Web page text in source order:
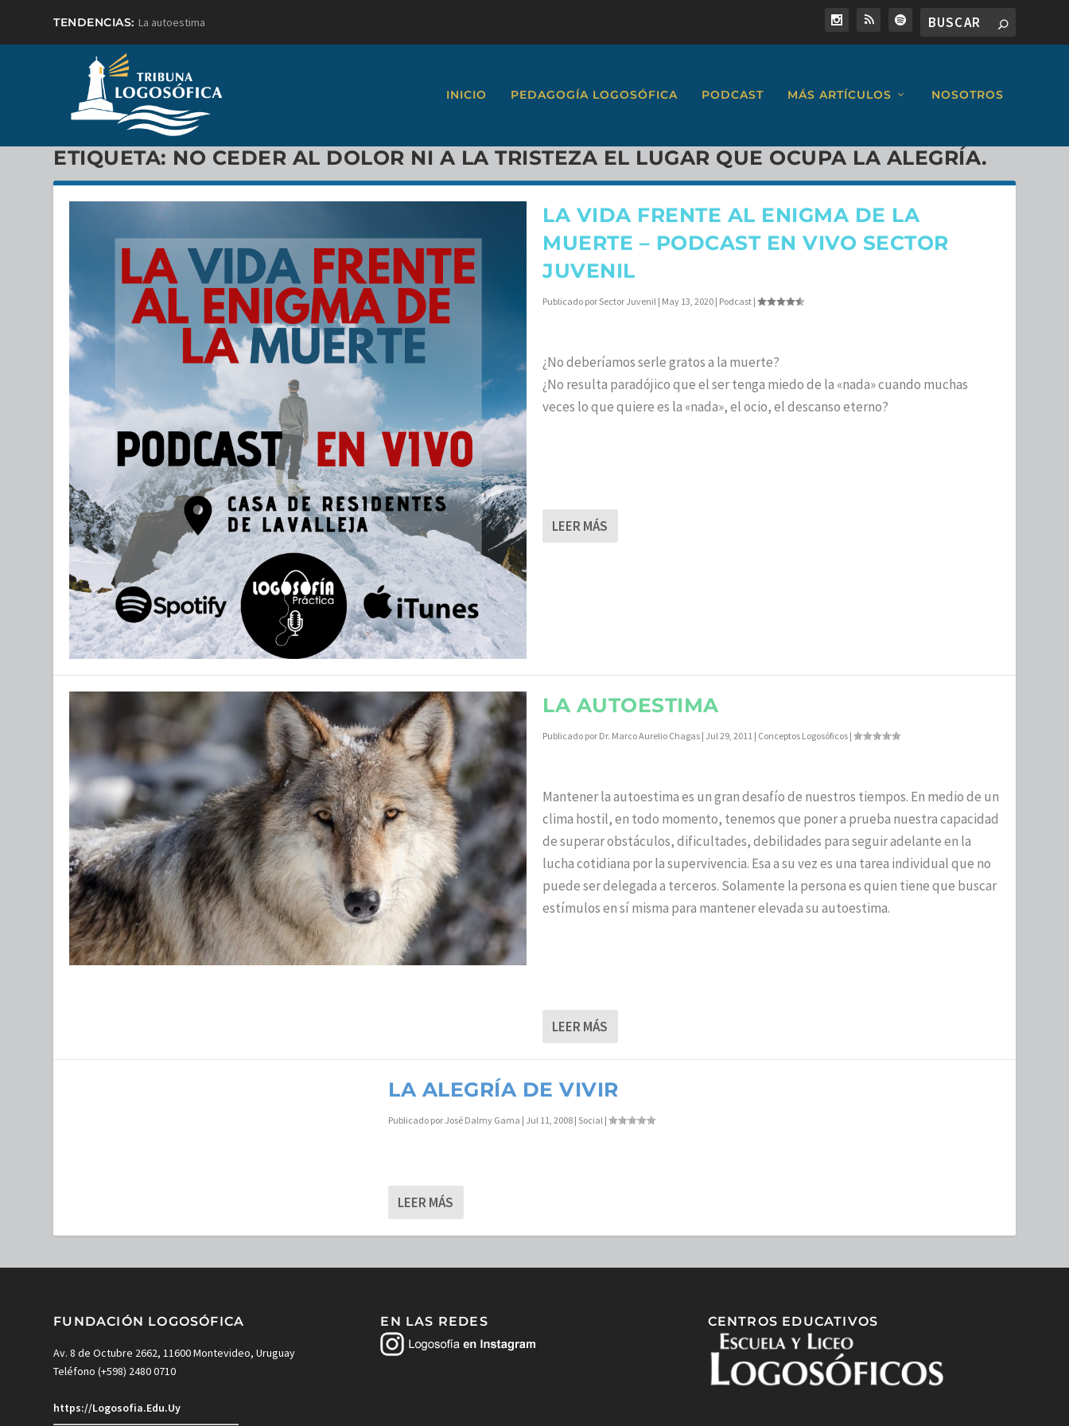
TENDENCIAS: La autoestima
INICIO PEDAGOGÍA LOGOSÓFICA PODCAST MÁS ARTÍCULOS NOSOTROS
ETIQUETA: NO CEDER AL DOLOR NI A LA TRISTEZA EL LUGAR QUE OCUPA LA ALEGRÍA.
LA VIDA FRENTE AL ENIGMA DE LA
MUERTE – PODCAST EN VIVO SECTOR
JUVENIL
Publicado por Sector Juvenil | May 13, 2020 | Podcast |
¿No deberíamos serle gratos a la muerte?
¿No resulta paradójico que el ser tenga miedo de la «nada» cuando muchas
veces lo que quiere es la «nada», el ocio, el descanso eterno?
LEER MÁS
LA AUTOESTIMA
Publicado por Dr. Marco Aurelio Chagas | Jul 29, 2011 | Conceptos Logosóficos |
Mantener la autoestima es un gran desafío de nuestros tiempos. En medio de un
clima hostil, en todo momento, tenemos que poner a prueba nuestra capacidad
de superar obstáculos, dificultades, debilidades para seguir adelante en la
lucha cotidiana por la supervivencia. Esa a su vez es una tarea individual que no
puede ser delegada a terceros. Solamente la persona es quien tiene que buscar
estímulos en sí misma para mantener elevada su autoestima.
LEER MÁS
LA ALEGRÍA DE VIVIR
Publicado por José Dalmy Gama | Jul 11, 2008 | Social |
LEER MÁS
FUNDACIÓN LOGOSÓFICA
Av. 8 de Octubre 2662, 11600 Montevideo, Uruguay
Teléfono (+598) 2480 0710
https://Logosofia.Edu.Uy
EN LAS REDES CENTROS EDUCATIVOS